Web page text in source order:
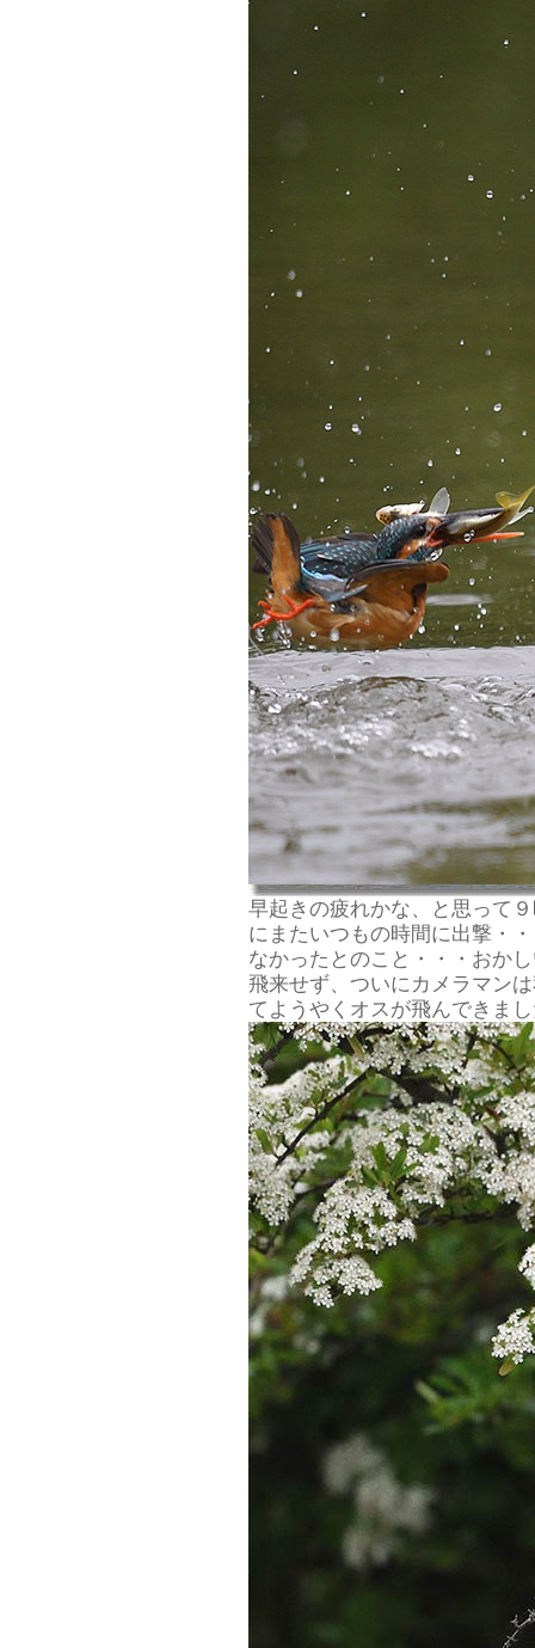
早起きの疲れかな、と思って
にまたいつもの時間に出撃・
なかったとのこと・・・おか
飛来せず、ついにカメラマン
てようやくオスが飛んできま